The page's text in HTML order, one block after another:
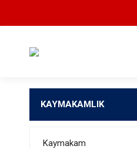
KAYMAKAMLIK
Kaymakam